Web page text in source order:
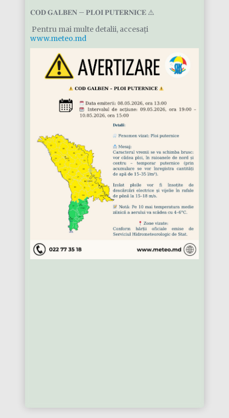
𝐂𝐎𝐃 𝐆𝐀𝐋𝐁𝐄𝐍 – 𝐏𝐋𝐎𝐈 𝐏𝐔𝐓𝐄𝐑𝐍𝐈𝐂𝐄 ⚠️
️ Pentru mai multe detalii, accesați
www.meteo.md